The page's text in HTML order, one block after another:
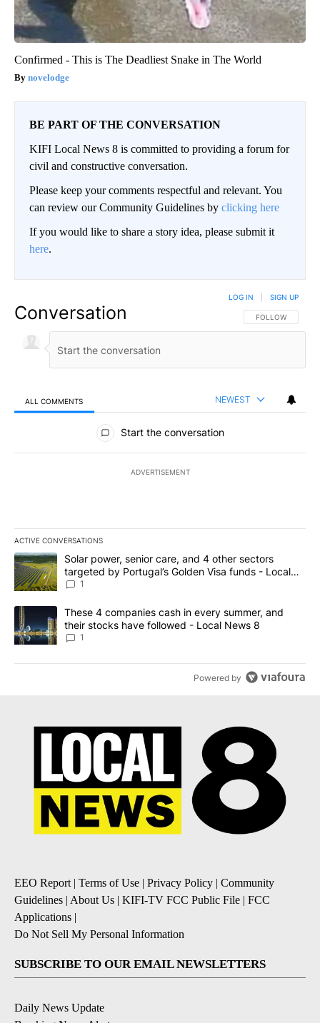
Confirmed - This is The Deadliest Snake in The World
novelodge
BE PART OF THE CONVERSATION
KIFI Local News 8 is committed to providing a forum for
civil and constructive conversation.
Please keep your comments respectful and relevant. You
can review our Community Guidelines by clicking here
If you would like to share a story idea, please submit it
here.
Conversation FOLLOW THIS
FOLLOW
LOG IN SIGN UP
ALL COMMENTS NEWEST
All Comments
Start the conversation
ADVERTISEMENT
ACTIVE CONVERSATIONS
The following is a list of the most commented articles in the last
A trending article titled "Solar power, senior care, and 4 other
Solar power, senior care, and 4 other sectors
targeted by Portugal’s Golden Visa funds - Local
News 8
1
A trending article titled "These 4 companies cash in every
These 4 companies cash in every summer, and
their stocks have followed - Local News 8
1
Powered by
EEO Report | Terms of Use | Privacy Policy | Community
Guidelines | About Us | KIFI-TV FCC Public File | FCC
Applications |
Do Not Sell My Personal Information
SUBSCRIBE TO OUR EMAIL NEWSLETTERS
Daily News Update